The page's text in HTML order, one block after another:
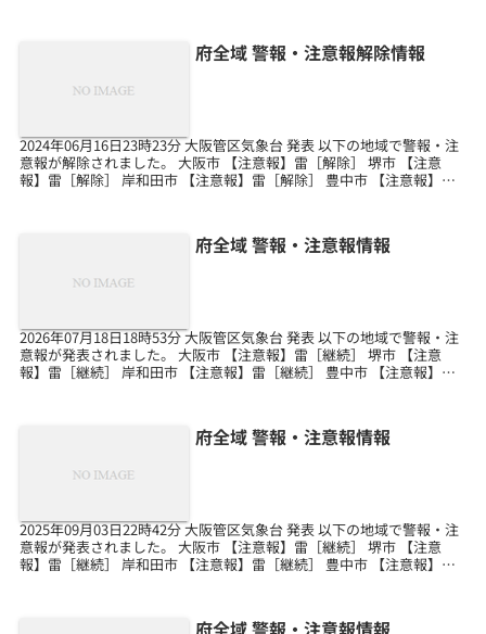
府全域 警報・注意報解除情報
2024年06月16日23時23分 大阪管区気象台 発表 以下の地域で警報・注
意報が解除されました。 大阪市 【注意報】雷［解除］ 堺市 【注意
報】雷［解除］ 岸和田市 【注意報】雷［解除］ 豊中市 【注意報】雷
府全域 警報・注意報情報
2026年07月18日18時53分 大阪管区気象台 発表 以下の地域で警報・注
意報が発表されました。 大阪市 【注意報】雷［継続］ 堺市 【注意
報】雷［継続］ 岸和田市 【注意報】雷［継続］ 豊中市 【注意報】雷
府全域 警報・注意報情報
2025年09月03日22時42分 大阪管区気象台 発表 以下の地域で警報・注
意報が発表されました。 大阪市 【注意報】雷［継続］ 堺市 【注意
報】雷［継続］ 岸和田市 【注意報】雷［継続］ 豊中市 【注意報】雷
府全域 警報・注意報情報